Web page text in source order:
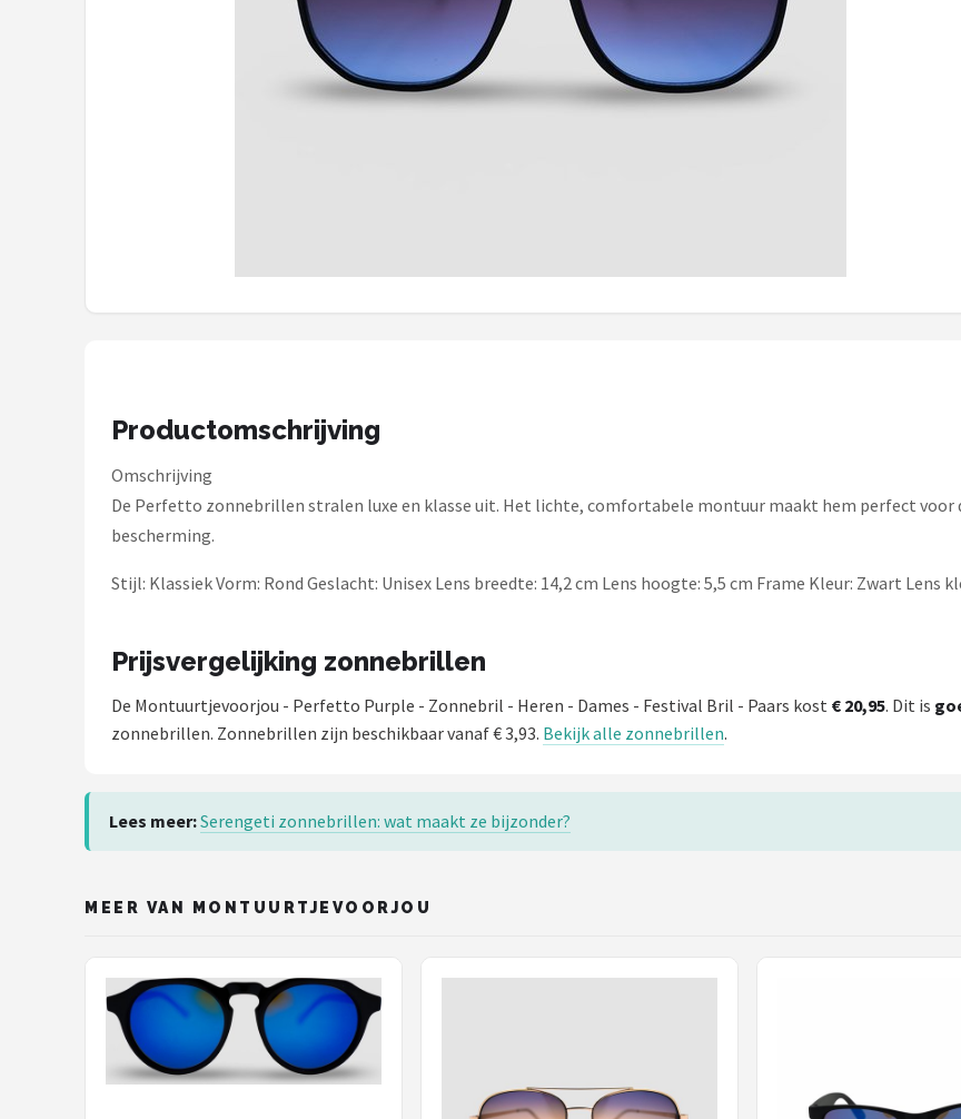
Productomschrijving
Omschrijving
De Perfetto zonnebrillen stralen luxe en klasse uit. Het lichte, comfortabele montuur maakt hem perfect voor
bescherming.
Stijl: Klassiek Vorm: Rond Geslacht: Unisex Lens breedte: 14,2 cm Lens hoogte: 5,5 cm Frame Kleur: Zwart Lens
Prijsvergelijking zonnebrillen
De Montuurtjevoorjou - Perfetto Purple - Zonnebril - Heren - Dames - Festival Bril - Paars kost € 20,95. Dit is
zonnebrillen. Zonnebrillen zijn beschikbaar vanaf € 3,93. Bekijk alle zonnebrillen.
Lees meer:Serengeti zonnebrillen: wat maakt ze bijzonder?
MEER VAN MONTUURTJEVOORJOU